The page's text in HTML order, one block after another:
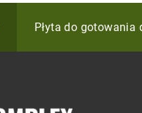
Jak wiklinowe
Płyta do
Wykładzina